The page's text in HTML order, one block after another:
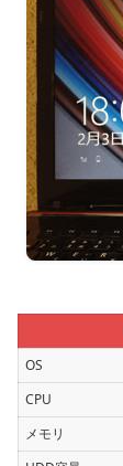
OS
CPU
メモリ